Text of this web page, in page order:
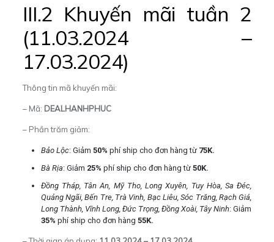
III.2 Khuyến mãi tuần 2
(11.03.2024 –
17.03.2024)
Thông tin mã khuyến mãi:
– Mã: DEALHANHPHUC
– Phần trăm giảm:
Bảo Lộc: Giảm 50% phí ship cho đơn hàng từ 75K.
Bà Rịa: Giảm 25% phí ship cho đơn hàng từ 50K.
Đồng Tháp, Tân An, Mỹ Tho, Long Xuyên, Tuy Hòa, Sa Đéc,
Quảng Ngãi, Bến Tre, Trà Vinh, Bạc Liêu, Sóc Trăng, Rạch Giá,
Long Thành, Vĩnh Long, Đức Trọng, Đồng Xoài, Tây Ninh: Giảm
35% phí ship cho đơn hàng 55K.